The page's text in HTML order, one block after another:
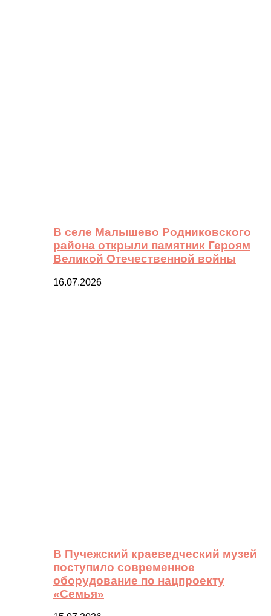
В селе Малышево Родниковского
района открыли памятник Героям
Великой Отечественной войны
16.07.2026
В Пучежский краеведческий музей
поступило современное
оборудование по нацпроекту
«Семья»